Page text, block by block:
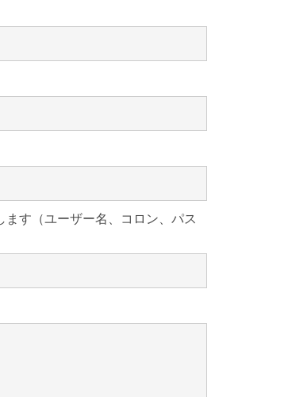
す（ユーザー名、コロン、パス